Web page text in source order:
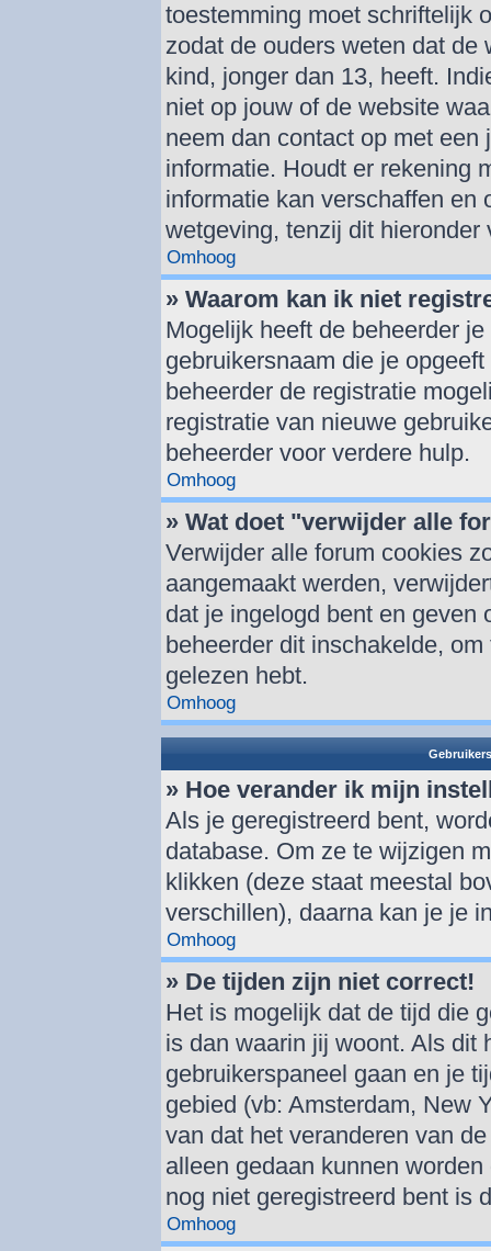
toestemming moet schriftelijk
zodat de ouders weten dat
kind, jonger dan 13, heeft.
niet op jouw of de website
neem dan contact op met
informatie. Houdt er rekening
informatie kan verschaffen en
wetgeving, tenzij dit hieronder
Omhoog
» Waarom kan ik niet
Mogelijk heeft de beheerder
gebruikersnaam die je
beheerder de registratie
registratie van nieuwe
beheerder voor verdere hulp.
Omhoog
» Wat doet "verwijder alle
Verwijder alle forum cookies
aangemaakt werden,
dat je ingelogd bent en geven
beheerder dit inschakelde,
gelezen hebt.
Omhoog
» Hoe verander ik mijn
Als je geregistreerd bent,
database. Om ze te wijzigen
klikken (deze staat meestal
verschillen), daarna kan je je
Omhoog
» De tijden zijn niet correct!
Het is mogelijk dat de tijd die
is dan waarin jij woont. Als dit
gebruikerspaneel gaan en je
gebied (vb: Amsterdam, New
van dat het veranderen van
alleen gedaan kunnen
nog niet geregistreerd bent is
Omhoog